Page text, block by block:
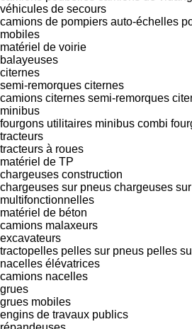
véhicules de secours
camions de pompiers auto-échelles
mobiles
matériel de voirie
balayeuses
citernes
semi-remorques citernes
camions citernes semi-remorques
minibus
fourgons utilitaires minibus combi
tracteurs
tracteurs à roues
matériel de TP
chargeuses construction
chargeuses sur pneus chargeuses
multifonctionnelles
matériel de béton
camions malaxeurs
excavateurs
tractopelles pelles sur pneus pelles
nacelles élévatrices
camions nacelles
grues
grues mobiles
engins de travaux publics